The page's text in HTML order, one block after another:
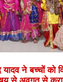
ने बच्चों को